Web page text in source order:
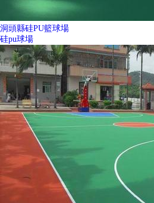
洞頭縣硅PU籃球場
硅pu球場